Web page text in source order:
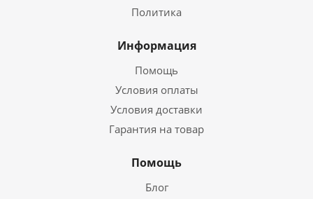
Политика
Информация
Помощь
Условия оплаты
Условия доставки
Гарантия на товар
Помощь
Блог